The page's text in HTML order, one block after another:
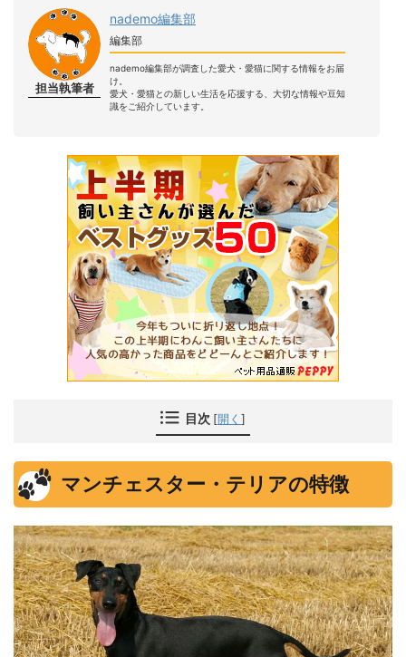
担当執筆者
nademo編集部
編集部
nademo編集部が調査した愛犬・愛猫に関する情報をお届
け。
愛犬・愛猫との新しい生活を応援する、大切な情報や豆知
識をご紹介しています。
目次 [開く ]
マンチェスター・テリアの特徴